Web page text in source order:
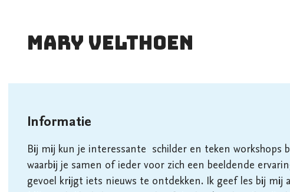
Mary Velthoen
Informatie
Bij mij kun je interessante  schilder en teken workshops
waarbij je samen of ieder voor zich een beeldende
gevoel krijgt iets nieuws te ontdekken. Ik geef les bij mij